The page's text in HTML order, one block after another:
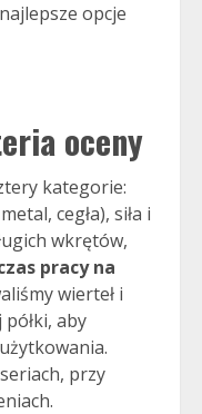
opcje
oceny
kategorie:
cegła), siła i
wkrętów,
pracy na
wierteł i
aby
przy